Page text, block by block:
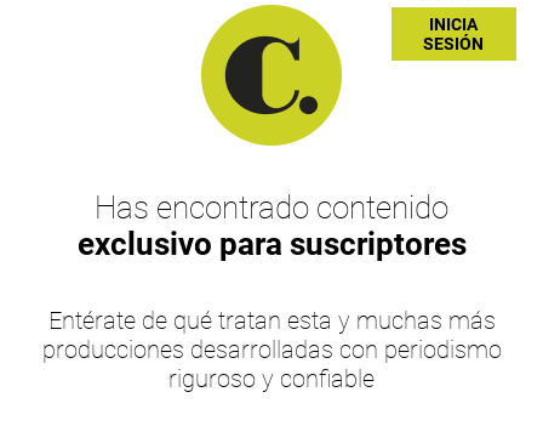
INICIA
SESIÓN
Has encontrado contenido
exclusivo para suscriptores
Entérate de qué tratan esta y muchas más
producciones desarrolladas con periodismo
riguroso y confiable